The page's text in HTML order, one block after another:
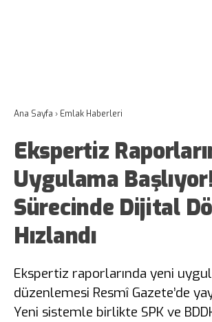
Ana Sayfa › Emlak Haberleri
Ekspertiz
Uygulama
Sürecinde Dijital
Hızlandı
Ekspertiz raporlarında yeni
düzenlemesi Resmî Gazete’de
Yeni sistemle birlikte SPK ve